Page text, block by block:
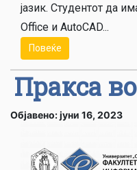
јазик. Студентот да
Office и AutoCAD...
Повеќе
Пракса
Објавено: јуни 16, 2023